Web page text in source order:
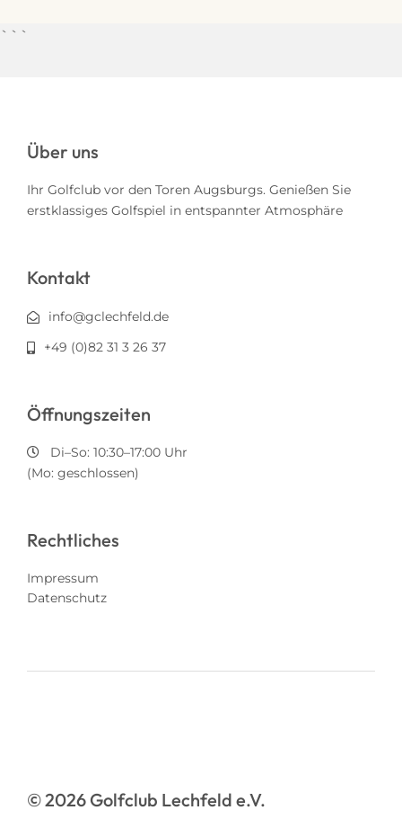
```
Über uns
Ihr Golfclub vor den Toren Augsburgs. Genießen Sie
erstklassiges Golfspiel in entspannter Atmosphäre
Kontakt
info@gclechfeld.de
+49 (0)82 31 3 26 37
Öffnungszeiten
Di–So: 10:30–17:00 Uhr
(Mo: geschlossen)
Rechtliches
Impressum
Datenschutz
© 2026 Golfclub Lechfeld e.V.